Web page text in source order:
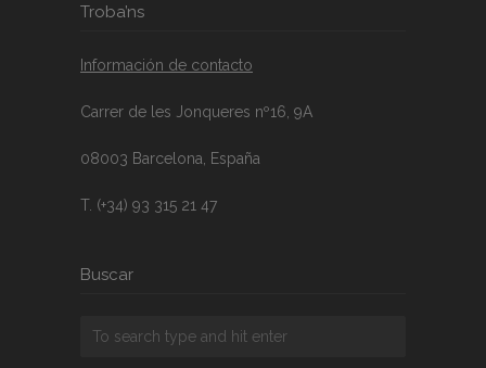
Troba’ns
Información de contacto
Carrer de les Jonqueres nº16, 9A
08003 Barcelona, España
T. (+34) 93 315 21 47
Buscar